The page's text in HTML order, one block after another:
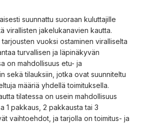
suunnattu suoraan kuluttajille
virallisten jakelukanavien kautta.
tarjousten vuoksi ostaminen viralliselta
turvallisen ja läpinäkyvän
on mahdollisuus etu- ja
sekä tilauksiin, jotka ovat suunniteltu
määriä yhdellä toimituksella.
tilatessa on usein mahdollisuus
1 pakkaus, 2 pakkausta tai 3
vaihtoehdot, ja tarjolla on toimitus- ja